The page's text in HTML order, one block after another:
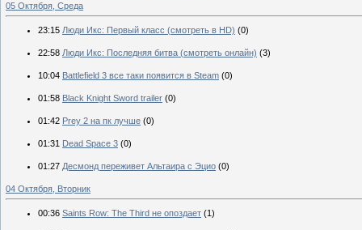
05 Октября, Среда
23:15 Люди Икс: Первый класс (смотреть в HD) (0)
22:58 Люди Икс: Последняя битва (смотреть онлайн) (3)
10:04 Battlefield 3 все таки появится в Steam (0)
01:58 Black Knight Sword trailer (0)
01:42 Prey 2 на пк лучше (0)
01:31 Dead Space 3 (0)
01:27 Десмонд переживет Альтаира с Эцио (0)
04 Октября, Вторник
00:36 Saints Row: The Third не опоздает (1)